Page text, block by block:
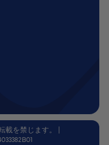
載を禁じます。